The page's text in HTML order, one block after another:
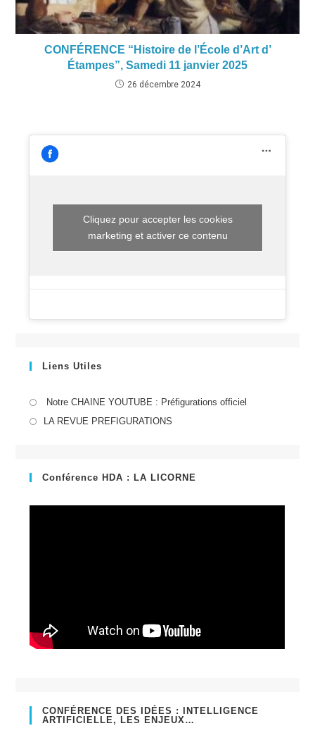
CONFÉRENCE “Histoire de l’École d’Art d’
Étampes”, Samedi 11 janvier 2025
26 décembre 2024
Cliquez pour accepter les cookies
marketing et activer ce contenu
Liens Utiles
Notre CHAINE YOUTUBE : Préfigurations officiel
LA REVUE PREFIGURATIONS
nouvel
Conférence HDA : LA LICORNE
CONFÉRENCE DES IDÉES : INTELLIGENCE
ARTIFICIELLE, LES ENJEUX…